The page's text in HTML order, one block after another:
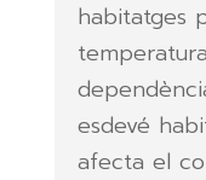
habitatges
esdevé
afecta el